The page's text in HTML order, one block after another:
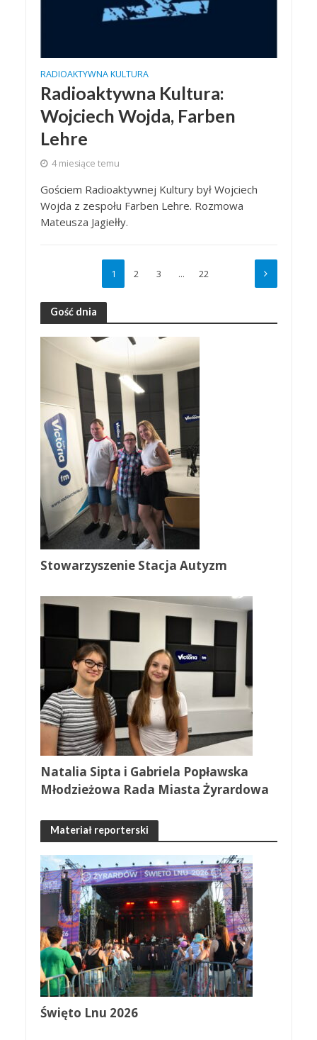
RADIOAKTYWNA KULTURA
Radioaktywna Kultura:
Wojciech Wojda, Farben
Lehre
4 miesiące temu
Gościem Radioaktywnej Kultury był Wojciech
Wojda z zespołu Farben Lehre. Rozmowa
Mateusza Jagiełły.
1 2 3 … 22
Gość dnia
Stowarzyszenie Stacja Autyzm
Natalia Sipta i Gabriela Popławska
Młodzieżowa Rada Miasta Żyrardowa
Materiał reporterski
Święto Lnu 2026